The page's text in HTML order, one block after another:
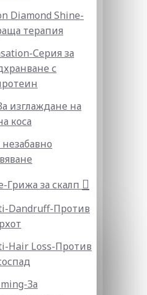
Diamond Shine-
терапия
Серия за
с
изглаждане на
коса
Грижа за скалп
Dandruff-Против
Hair Loss-Против
За